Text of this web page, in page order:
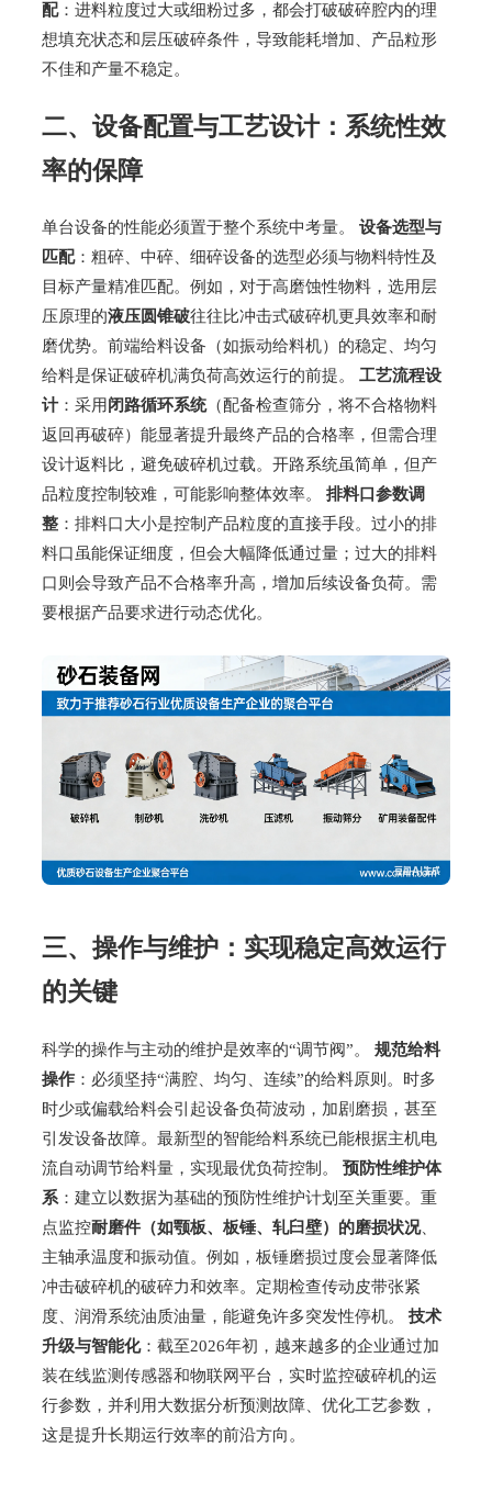
配：进料粒度过大或细粉过多，都会打破破碎腔内的理
想填充状态和层压破碎条件，导致能耗增加、产品粒形
不佳和产量不稳定。
二、设备配置与工艺设计：系统性效
率的保障
单台设备的性能必须置于整个系统中考量。 设备选型与
匹配：粗碎、中碎、细碎设备的选型必须与物料特性及
目标产量精准匹配。例如，对于高磨蚀性物料，选用层
压原理的液压圆锥破往往比冲击式破碎机更具效率和耐
磨优势。前端给料设备（如振动给料机）的稳定、均匀
给料是保证破碎机满负荷高效运行的前提。 工艺流程设
计：采用闭路循环系统（配备检查筛分，将不合格物料
返回再破碎）能显著提升最终产品的合格率，但需合理
设计返料比，避免破碎机过载。开路系统虽简单，但产
品粒度控制较难，可能影响整体效率。 排料口参数调
整 ：排料口大小是控制产品粒度的直接手段。过小的排
料口虽能保证细度，但会大幅降低通过量；过大的排料
口则会导致产品不合格率升高，增加后续设备负荷。需
要根据产品要求进行动态优化。
三、操作与维护：实现稳定高效运行
的关键
科学的操作与主动的维护是效率的“调节阀”。 规范给料
操作 ：必须坚持“满腔、均匀、连续”的给料原则。时多
时少或偏载给料会引起设备负荷波动，加剧磨损，甚至
引发设备故障。最新型的智能给料系统已能根据主机电
流自动调节给料量，实现最优负荷控制。 预防性维护体
系 ：建立以数据为基础的预防性维护计划至关重要。重
点监控耐磨件（如颚板、板锤、轧臼壁）的磨损状况、
主轴承温度和振动值。例如，板锤磨损过度会显著降低
冲击破碎机的破碎力和效率。定期检查传动皮带张紧
度、润滑系统油质油量，能避免许多突发性停机。 技术
升级与智能化：截至2026年初，越来越多的企业通过加
装在线监测传感器和物联网平台，实时监控破碎机的运
行参数，并利用大数据分析预测故障、优化工艺参数，
这是提升长期运行效率的前沿方向。